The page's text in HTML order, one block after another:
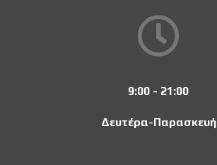
9:00 - 21:00
Δευτέρα-Παρασκευή